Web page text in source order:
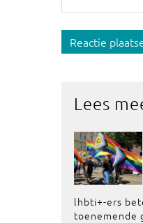
Reactie
Lees
lhbti+-ers
toenemende